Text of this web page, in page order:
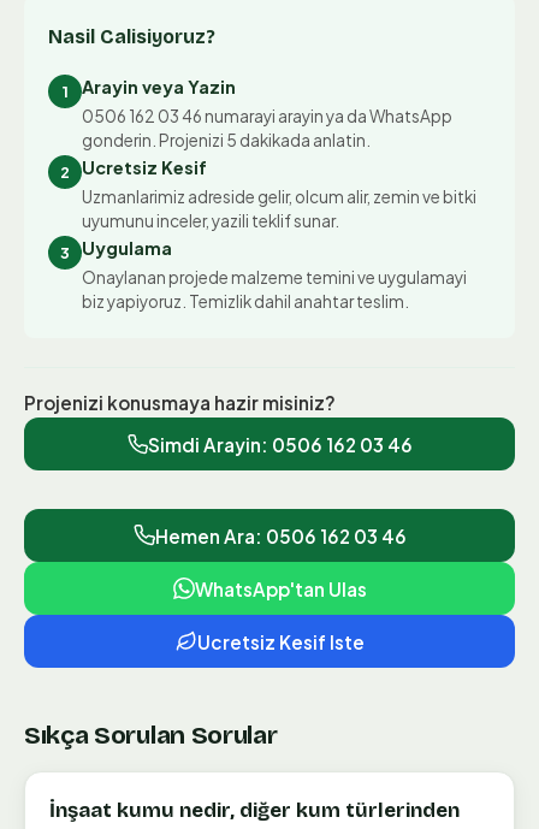
Nasil Calisiyoruz?
1 Arayin veya Yazin
0506 162 03 46 numarayi arayin ya da WhatsApp
gonderin. Projenizi 5 dakikada anlatin.
2 Ucretsiz Kesif
Uzmanlarimiz adreside gelir, olcum alir, zemin ve bitki
uyumunu inceler, yazili teklif sunar.
3 Uygulama
Onaylanan projede malzeme temini ve uygulamayi
biz yapiyoruz. Temizlik dahil anahtar teslim.
Projenizi konusmaya hazir misiniz?
Simdi Arayin: 0506 162 03 46
Hemen Ara: 0506 162 03 46
WhatsApp'tan Ulas
Ucretsiz Kesif Iste
Sıkça Sorulan Sorular
İnşaat kumu nedir, diğer kum türlerinden